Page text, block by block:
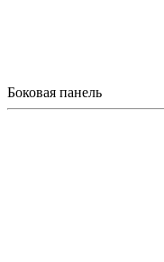
Боковая панель